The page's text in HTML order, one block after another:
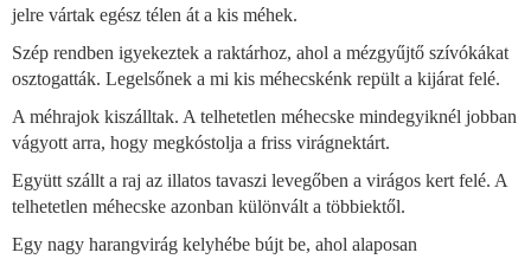
jelre vártak egész télen át a kis méhek.
Szép rendben igyekeztek a raktárhoz, ahol a mézgyűjtő szívókákat
osztogatták. Legelsőnek a mi kis méhecskénk repült a kijárat felé.
A méhrajok kiszálltak. A telhetetlen méhecske mindegyiknél jobban
vágyott arra, hogy megkóstolja a friss virágnektárt.
Együtt szállt a raj az illatos tavaszi levegőben a virágos kert felé. A
telhetetlen méhecske azonban különvált a többiektől.
Egy nagy harangvirág kelyhébe bújt be, ahol alaposan